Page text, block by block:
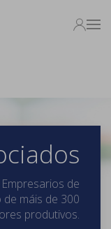
de
máis de 300
produtivos.